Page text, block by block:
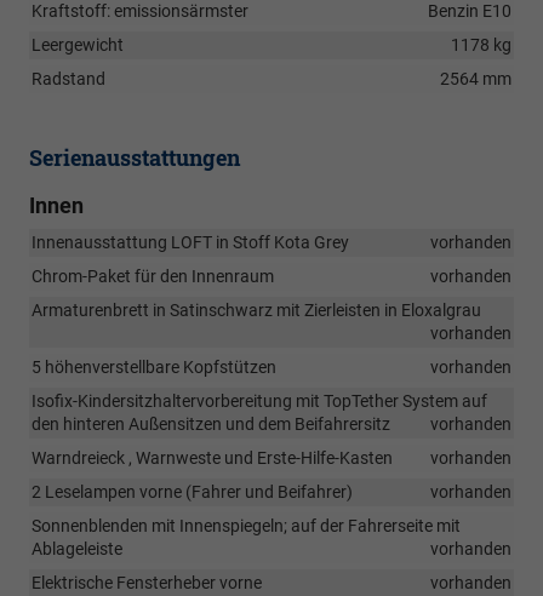
Kraftstoff: emissionsärmster
Benzin E10
Leergewicht
1178 kg
Radstand
2564 mm
Serienausstattungen
Innen
Innenausstattung LOFT in Stoff Kota Grey
vorhanden
Chrom-Paket für den Innenraum
vorhanden
Armaturenbrett in Satinschwarz mit Zierleisten in Eloxalgrau
vorhanden
5 höhenverstellbare Kopfstützen
vorhanden
Isofix-Kindersitzhaltervorbereitung mit TopTether System auf
den hinteren Außensitzen und dem Beifahrersitz
vorhanden
Warndreieck , Warnweste und Erste-Hilfe-Kasten
vorhanden
2 Leselampen vorne (Fahrer und Beifahrer)
vorhanden
Sonnenblenden mit Innenspiegeln; auf der Fahrerseite mit
Ablageleiste
vorhanden
Elektrische Fensterheber vorne
vorhanden